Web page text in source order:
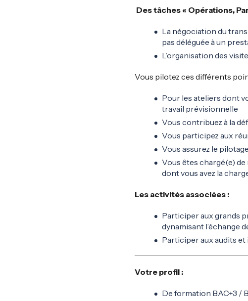
Des tâches « Opérations,
La négociation du
pas déléguée à un
L’organisation des
Vous pilotez ces différents
Pour les ateliers dont
travail prévisionnelle
Vous contribuez à la
Vous participez aux
Vous assurez le
Vous êtes chargé(e)
dont vous avez la
Les activités associées :
Participer aux grands
dynamisant l’échange
Participer aux audits
Votre profil :
De formation BAC+3 /